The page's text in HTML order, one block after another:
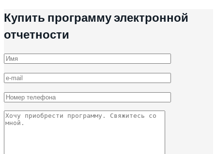
Купить программу электронной
отчетности